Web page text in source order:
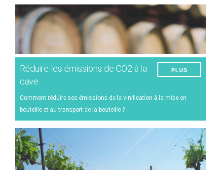
Etat / Pays
Consommateurs
Stratégie d'entreprise (transformation)
Recherche - Innovation
Collaboration - Formation - Conseil
Planification - Politiques publiques
Gestion du sol
Gestion de l'eau
Phénologie
Qualité du raisin/vin
Énergie
Expérimentations
Maladies et ravageurs
Techniques oenologiques
Réduire les émissions de CO2 à la
cave
Comment réduire ses émissions de la vinification à la mise en
bouteille et au transport de la bouteille ?
PLUS